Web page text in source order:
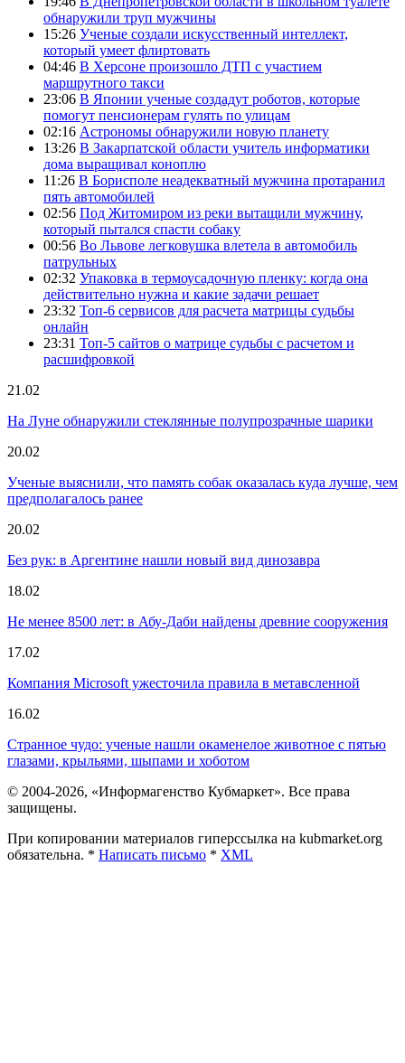
обнаружили труп мужчины
15:26 Ученые создали искусственный интеллект,
который умеет флиртовать
04:46 В Херсоне произошло ДТП с участием
маршрутного такси
23:06 В Японии ученые создадут роботов, которые
помогут пенсионерам гулять по улицам
02:16 Астрономы обнаружили новую планету
13:26 В Закарпатской области учитель информатики
дома выращивал коноплю
11:26 В Борисполе неадекватный мужчина протаранил
пять автомобилей
02:56 Под Житомиром из реки вытащили мужчину,
который пытался спасти собаку
00:56 Во Львове легковушка влетела в автомобиль
патрульных
02:32 Упаковка в термоусадочную пленку: когда она
действительно нужна и какие задачи решает
23:32 Топ-6 сервисов для расчета матрицы судьбы
онлайн
23:31 Топ-5 сайтов о матрице судьбы с расчетом и
расшифровкой
21.02
На Луне обнаружили стеклянные полупрозрачные шарики
20.02
Ученые выяснили, что память собак оказалась куда лучше, чем
предполагалось ранее
20.02
Без рук: в Аргентине нашли новый вид динозавра
18.02
Не менее 8500 лет: в Абу-Даби найдены древние сооружения
17.02
Компания Microsoft ужесточила правила в метавсленной
16.02
Странное чудо: ученые нашли окаменелое животное с пятью
глазами, крыльями, шыпами и хоботом
© 2004-2026, «Информагенство Кубмаркет». Все права
защищены.
При копировании материалов гиперссылка на kubmarket.org
обязательна. * Написать письмо * XML